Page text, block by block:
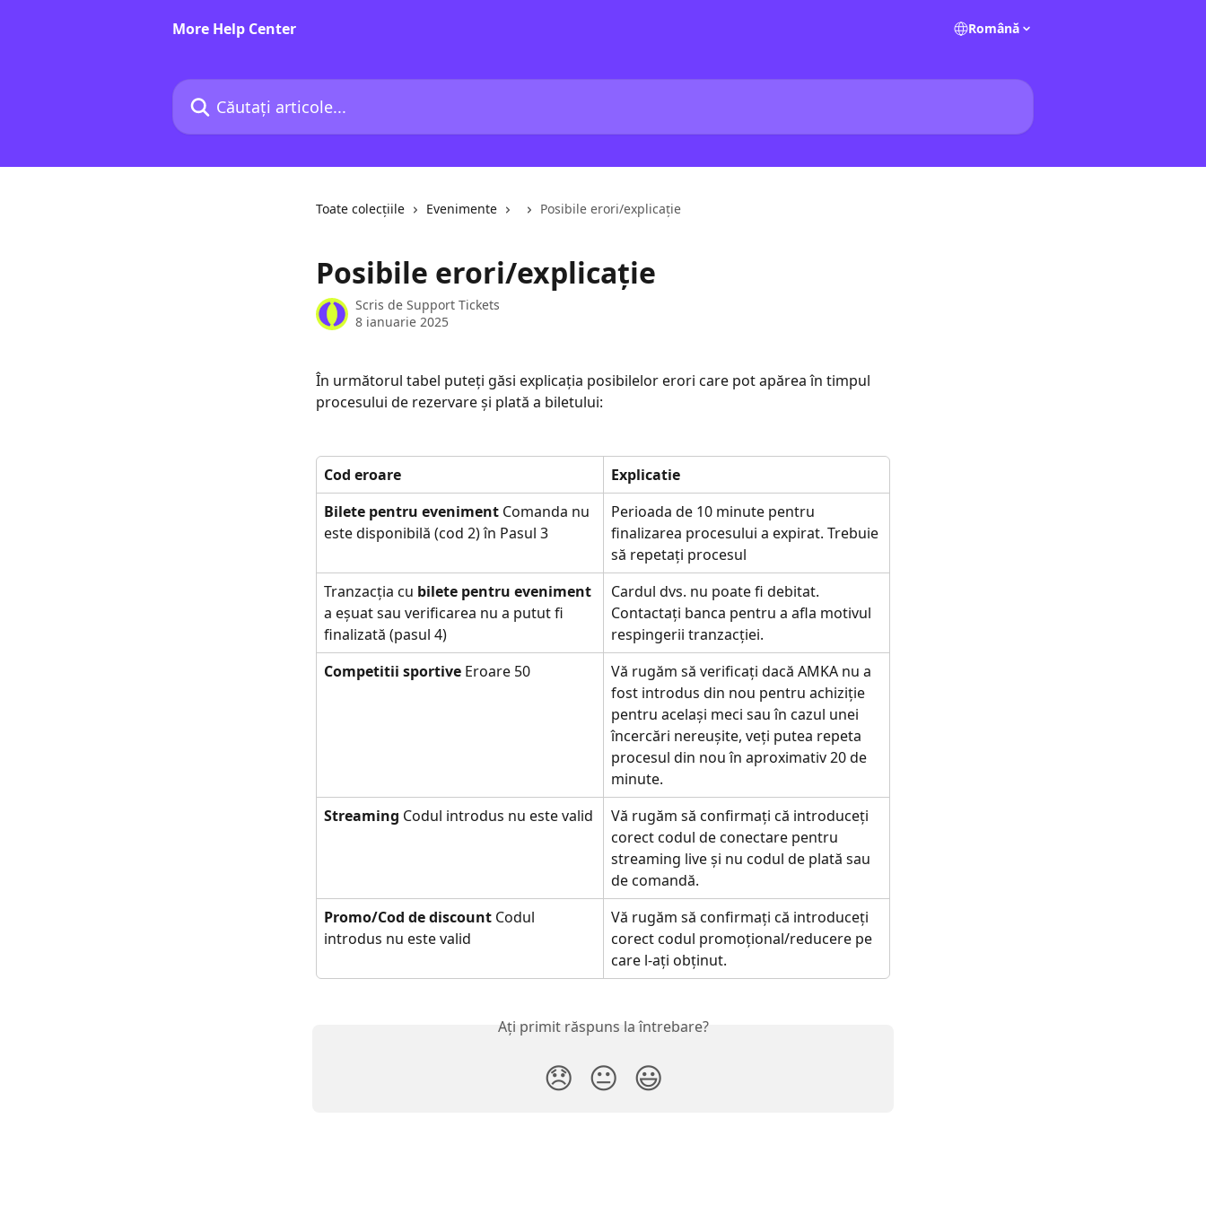
More Help Center
Română
Căutați articole...
Toate colecțiile Evenimente Posibile erori/explicație
Posibile erori/explicație
Scris de Support Tickets
8 ianuarie 2025
În următorul tabel puteți găsi explicația posibilelor erori care pot apărea în timpul
procesului de rezervare și plată a biletului:
Cod eroare
Explicatie
Bilete pentru eveniment Comanda nu
este disponibilă (cod 2) în Pasul 3
Perioada de 10 minute pentru
finalizarea procesului a expirat. Trebuie
să repetați procesul
Tranzacția cu bilete pentru eveniment
a eșuat sau verificarea nu a putut fi
finalizată (pasul 4)
Cardul dvs. nu poate fi debitat.
Contactați banca pentru a afla motivul
respingerii tranzacției.
Competitii sportive Eroare 50
Vă rugăm să verificați dacă AMKA nu a
fost introdus din nou pentru achiziție
pentru același meci sau în cazul unei
încercări nereușite, veți putea repeta
procesul din nou în aproximativ 20 de
minute.
Streaming Codul introdus nu este valid
Vă rugăm să confirmați că introduceți
corect codul de conectare pentru
streaming live și nu codul de plată sau
de comandă.
Promo/Cod de discount Codul
introdus nu este valid
Vă rugăm să confirmați că introduceți
corect codul promoțional/reducere pe
care l-ați obținut.
Ați primit răspuns la întrebare?
😞 😐 😃